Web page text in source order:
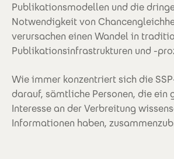
Publikationsmodellen und die
Notwendigkeit von
verursachen einen Wandel in
Publikationsinfrastrukturen und -
Wie immer konzentriert sich die
darauf, sämtliche Personen, die ein
Interesse an der Verbreitung
Informationen haben,